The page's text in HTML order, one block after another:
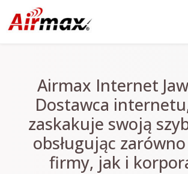
Airmax Internet
Dostawca
zaskakuje swoją
obsługując
firmy, jak i